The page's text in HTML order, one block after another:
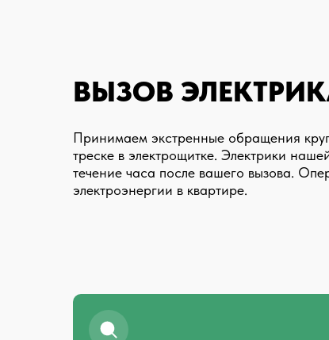
ВЫЗОВ
Принимаем экстренные обращения
треске в электрощитке. Электрики
течение часа после вашего вызова.
электроэнергии в квартире.